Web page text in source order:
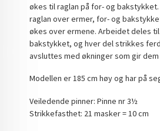
økes til raglan på for- og
raglan over ermer, for- og
økes over ermene. Arbeidet deles
bakstykket, og hver del strikkes
avsluttes med økninger som gir
Modellen er 185 cm høy og har på
Veiledende pinner: Pinne nr 3½
Strikkefasthet: 21 masker = 10 cm